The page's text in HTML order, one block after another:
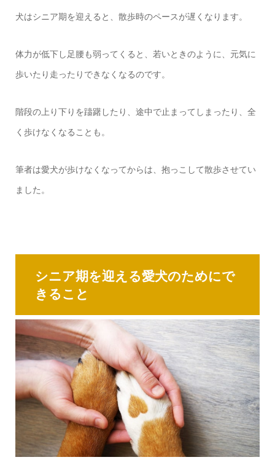
犬はシニア期を迎えると、散歩時のペースが遅くなります。
体力が低下し足腰も弱ってくると、若いときのように、元気に
歩いたり走ったりできなくなるのです。
階段の上り下りを躊躇したり、途中で止まってしまったり、全
く歩けなくなることも。
筆者は愛犬が歩けなくなってからは、抱っこして散歩させてい
ました。
シニア期を迎える愛犬のためにで
きること